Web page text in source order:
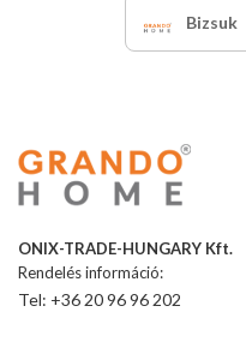
Bizsuk
ONIX-TRADE-HUNGARY Kft.
Rendelés információ:
Tel: +36 20 96 96 202